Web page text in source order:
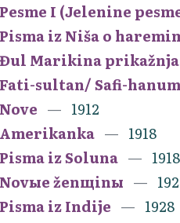
Pesme I (Jelenine
Pisma iz Niša o
Đul Marikina prikažnja
Fati-sultan/ Safi-
Nove
1912
Amerikanka
1918
Pisma iz Soluna
1918
Novыe ženщinы
Pisma iz Indije
1928